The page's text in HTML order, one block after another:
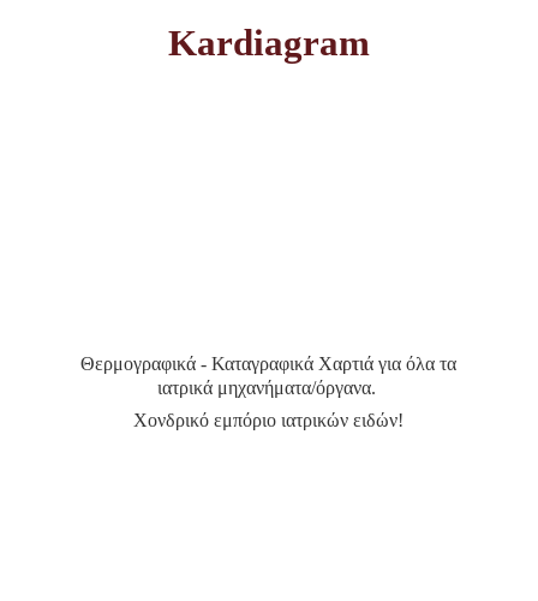
Kardiagram
Θερμογραφικά - Καταγραφικά Χαρτιά για όλα τα
ιατρικά μηχανήματα/όργανα.
Χονδρικό εμπόριο ιατρικών ειδών!